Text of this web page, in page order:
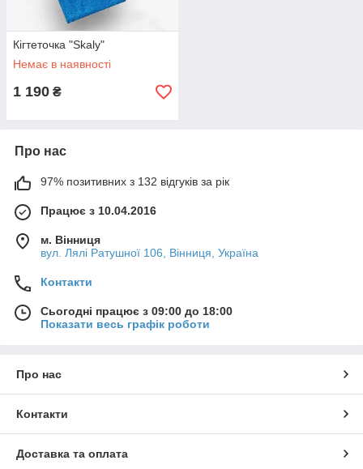
Кігтеточка "Skaly"
Немає в наявності
1 190 ₴
Про нас
97% позитивних з 132 відгуків за рік
Працює з 10.04.2016
м. Вінниця
вул. Лялі Ратушної 106, Вінниця, Україна
Контакти
Сьогодні працює з 09:00 до 18:00
Показати весь графік роботи
Про нас
Контакти
Доставка та оплата